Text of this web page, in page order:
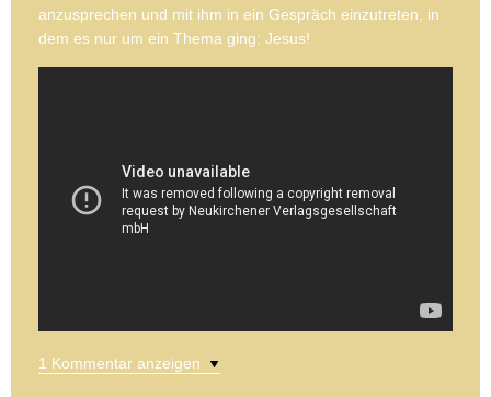
anzusprechen und mit ihm in ein Gespräch einzutreten, in
dem es nur um ein Thema ging: Jesus!
1 Kommentar anzeigen